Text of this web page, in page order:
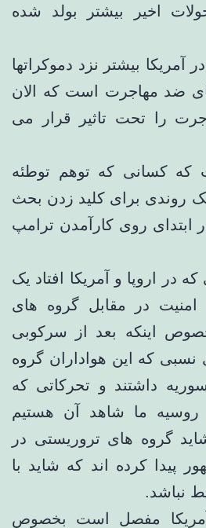
اخیر بیشتر بولد شده
آمریکا بیشتر نزد دموکراتها
ضد مهاجرت است که الان
را تحت تاثیر قرار می
که کسانی که توهم توطئه
روندی برای کلید زدن بحث
ابتدای روی کارآمدن ترامپ
در اروپا و آمریکا افتاد یک
در مقابل گروه های
اینکه بعد از سرکوبی
که این هواداران گروه
داشتند و تحرکاتی که
روسیه ما شاهد آن هستیم
گروه های تروریستی در
پیدا کرده اند که شاید با
نباشد.
مفصل است بخصوص